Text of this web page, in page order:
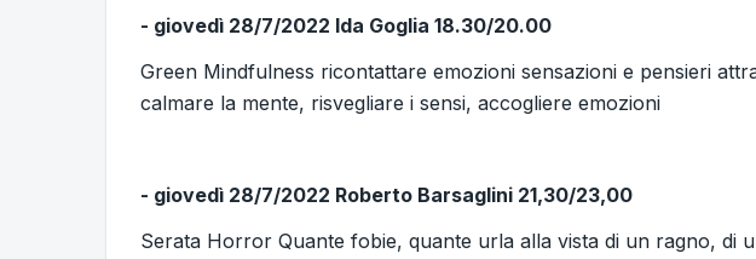
- giovedì 28/7/2022 Ida Goglia 18.30/20.00
Green Mindfulness ricontattare emozioni sensazioni e pensieri
calmare la mente, risvegliare i sensi, accogliere emozioni
- giovedì 28/7/2022 Roberto Barsaglini 21,30/23,00
Serata Horror Quante fobie, quante urla alla vista di un ragno, di